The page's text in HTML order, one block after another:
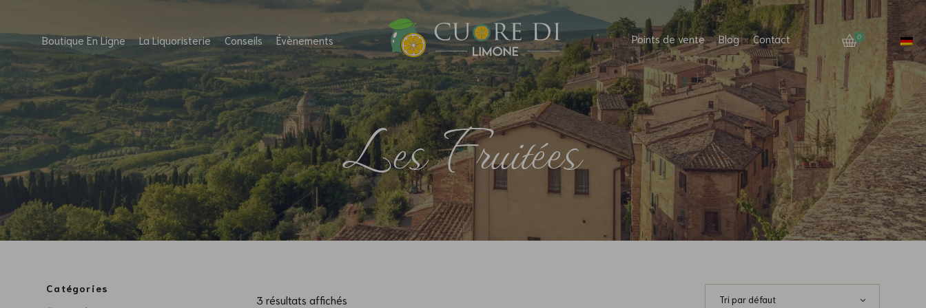
Boutique En Ligne La Liquoristerie Conseils Évènements Points de vente Blog Contact 0
Les Fruitées
3 résultats affichés Tri par défaut
Catégories